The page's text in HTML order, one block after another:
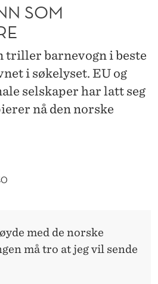
SOM
triller barnevogn i beste
i søkelyset. EU og
selskaper har latt seg
nå den norske
med de norske
må tro at jeg vil sende